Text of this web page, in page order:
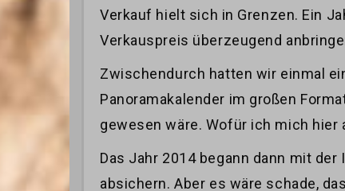
Verkauf hielt sich in Grenzen. Ein
Verkauspreis überzeugend
Zwischendurch hatten wir einmal
Panoramakalender im großen
gewesen wäre. Wofür ich mich
Das Jahr 2014 begann dann mit
absichern. Aber es wäre schade,